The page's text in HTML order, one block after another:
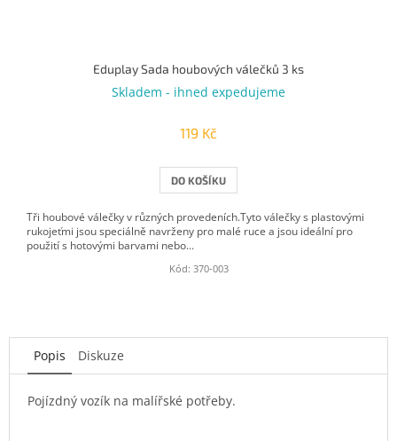
Eduplay Sada houbových válečků 3 ks
Skladem - ihned expedujeme
119 Kč
DO KOŠÍKU
Tři houbové válečky v různých provedeních.Tyto válečky s plastovými
rukojeťmi jsou speciálně navrženy pro malé ruce a jsou ideální pro
použití s ​​hotovými barvami nebo...
Kód: 370-003
Popis Diskuze
Pojízdný vozík na malířské potřeby.